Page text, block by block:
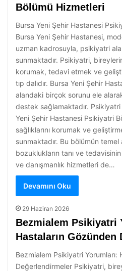
Bölümü Hizmetleri
Bursa Yeni Şehir Hastanesi
Bursa Yeni Şehir Hastanesi,
uzman kadrosuyla, psikiyatri
sunmaktadır. Psikiyatri,
korumak, tedavi etmek ve
tıp dalıdır. Bursa Yeni Şehir
alandaki birçok sorunu ele
destek sağlamaktadır. Psikiyatri
Yeni Şehir Hastanesi Psikiyatri
sağlıklarını korumak ve
sunmaktadır. Bu bölümün temel
bozuklukların tanı ve
ve danışmanlık hizmetleri de…
Devamını Oku
29 Haziran 2026
Bezmialem Psikiyatri
Hastaların
Bezmialem Psikiyatri Yorumları:
Değerlendirmeler Psikiyatri,